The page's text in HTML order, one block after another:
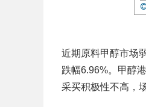
近期原料甲醇市场
跌幅6.96%。甲醇
采买积极性不高，